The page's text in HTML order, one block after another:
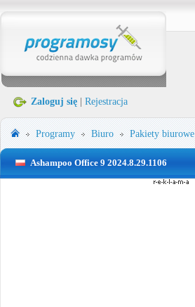
Zaloguj się Rejestracja
Programy Biuro Pakiety biurowe
Ashampoo Office 9 2024.8.29.1106